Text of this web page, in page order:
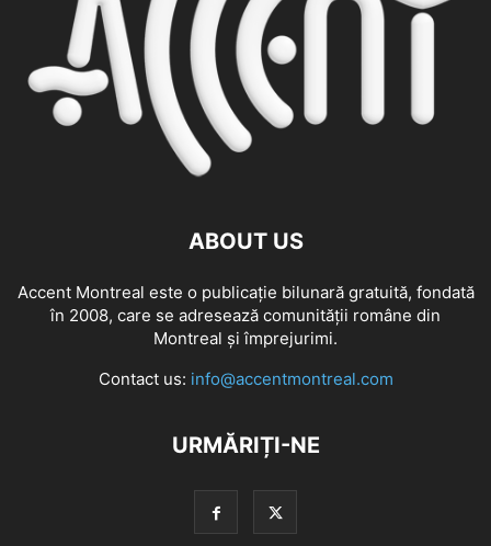
ABOUT US
Accent Montreal este o publicație bilunară gratuită, fondată
în 2008, care se adresează comunităţii române din
Montreal şi împrejurimi.
Contact us: info@accentmontreal.com
URMĂRIȚI-NE